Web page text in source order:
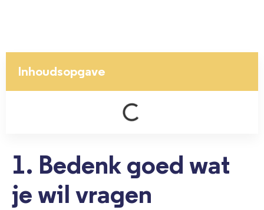
Inhoudsopgave
1. Bedenk goed wat
je wil vragen